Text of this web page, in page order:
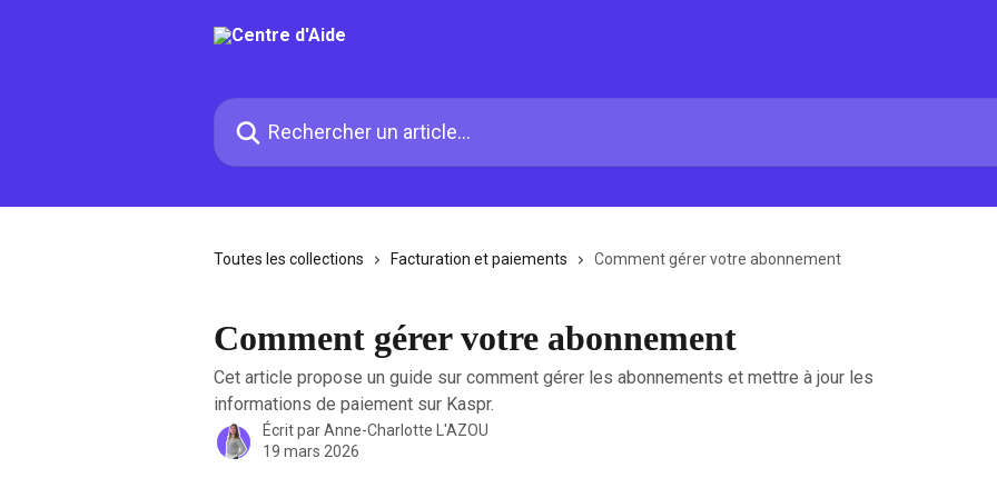
Rechercher un article...
Toutes les collections Facturation et paiements Comment gérer votre abonnement
Comment gérer votre abonnement
Cet article propose un guide sur comment gérer les abonnements et mettre à jour les
informations de paiement sur Kaspr.
Écrit parAnne-Charlotte L'AZOU
19 mars 2026